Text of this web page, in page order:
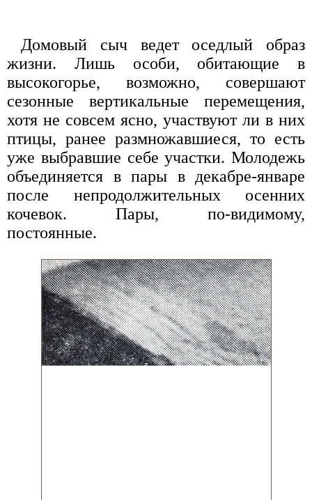
Домовый сыч ведет оседлый образ
жизни. Лишь особи, обитающие в
высокогорье, возможно, совершают
сезонные вертикальные перемещения,
хотя не совсем ясно, участвуют ли в них
птицы, ранее размножавшиеся, то есть
уже выбравшие себе участки. Молодежь
объединяется в пары в декабре-январе
после непродолжительных осенних
кочевок. Пары, по-видимому,
постоянные.